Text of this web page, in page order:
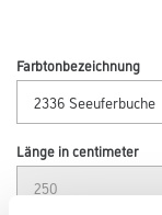
Farbtonbezeichnung
Länge in centimeter